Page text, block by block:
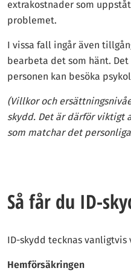
extrakostnader som
problemet.
I vissa fall ingår även
bearbeta det som hänt.
personen kan besöka
(Villkor och
skydd. Det är därför viktigt
som matchar det
Så får du ID-
ID-skydd tecknas vanligtvis
Hemförsäkringen